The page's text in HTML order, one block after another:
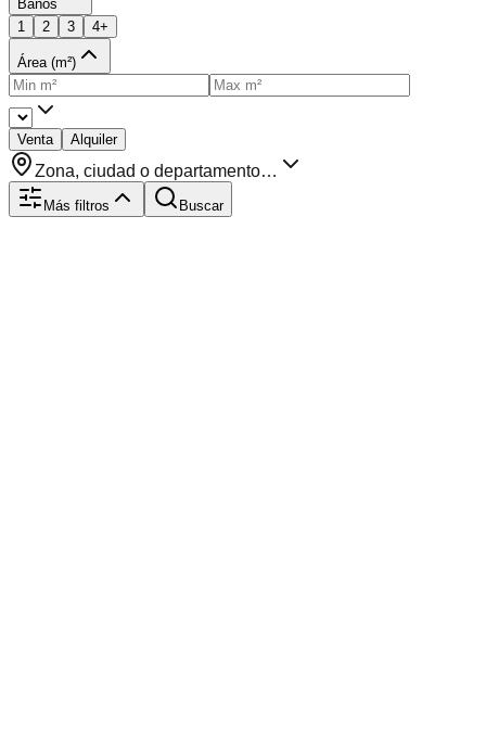
Baños
1
2 3 4+
Área (m²)
Venta Alquiler
Zona, ciudad o departamento…
Más filtros Buscar